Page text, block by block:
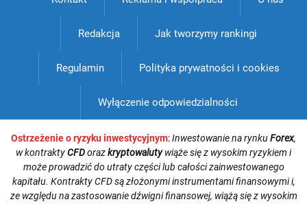
Redakcja Jak tworzymy rankingi
Regulamin Polityka prywatności i cookies
Wyłączenie odpowiedzialności
Ostrzeżenie o ryzyku inwestycyjnym:Inwestowanie na rynkuForex,
w kontraktyCFDorazkryptowalutywiąże się z wysokim ryzykiem i
może prowadzić do utraty części lub całości zainwestowanego
kapitału. Kontrakty CFD są złożonymi instrumentami finansowymi i,
ze względu na zastosowanie dźwigni finansowej, wiążą się z wysokim